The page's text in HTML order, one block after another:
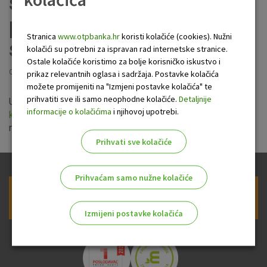
poslovanju sa
stanovništvom
Objavljeno: 28.4.2020
Uprava Banke usvojila je novuPolitiku mijenjanja nominalnih
kamatnih stopa u poslovanju sa stanovništvom
na snagu 24. travnja 2020.
Stranica www.otpbanka.hrkoristi kolačiće (cookies). Nužni
kolačići su potrebni za ispravan rad internetske stranice.
Ostale kolačiće koristimo za bolje korisničko iskustvo i
prikaz relevantnih oglasa i sadržaja. Postavke kolačića
možete promijeniti na "Izmjeni postavke kolačića" te
prihvatiti sve ili samo neophodne kolačiće. Detaljnije
informacije o kolačićima i njihovoj upotrebi.
Prihvati sve kolačiće
Prihvaćam samo nužne kolačiće
Izmijeni postavke kolačića